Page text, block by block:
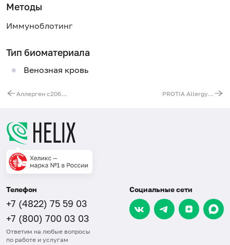
Методы
Иммуноблотинг
Тип биоматериала
Венозная кровь
Аллерген c206 - цефалоспорин, IgE PROTIA Allergy-Q: комплексный анализ на пищевые аллергены, IgE (60 аллергенов: основные пищевые и респираторные)
Телефон
+7 (4822) 75 59 03
+7 (800) 700 03 03
Ответим на любые вопросы
по работе и услугам
Социальные сети